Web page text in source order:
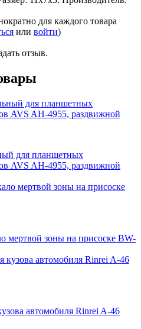
для каждого товара
или войти)
отзыв.
для планшетных
AVS AH-4955, раздвижной
мертвой зоны на присоске BW-
автомобиля Rinrei A-46